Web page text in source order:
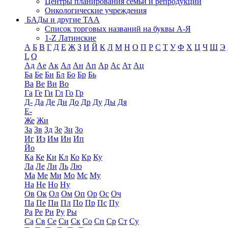
Онкологические учреждения
БАДы и другие ТАА
Список торговых названий на буквы А-Я
1-Z Латинские
А Б В Г Д Е Ж З И Й К Л М Н О П Р С Т У Ф Х Ц Ч Ш Э
L Q
Ад Ае Ак Ал Ан Ап Ар Ас Ат Ац
Ба Бе Би Бл Бо Бр Бь
Ва Ве Ви Во
Га Ге Ги Гл Го Гр
Д- Да Де Ди До Др Ду Ды Дя
Е-
Же Жи
За Зв Зд Зе Зи Зо
Иг Из Им Ин Ип
Йо
Ка Ке Ки Кл Ко Кр Ку
Ла Ле Ли Ль Лю
Ма Ме Ми Мо Мс Му
На Не Но Ну
Ов Ок Ол Ом Оп Ор Ос Оч
Па Пе Пи Пл По Пр Пс Пу
Ра Ре Ри Ру Ры
Са Св Се Си Ск Со Сп Ср Ст Су